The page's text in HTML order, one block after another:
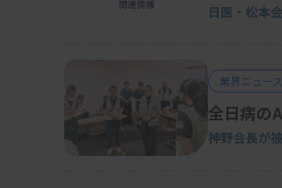
日医・松本
業界ニュース
全日病の
神野会長が